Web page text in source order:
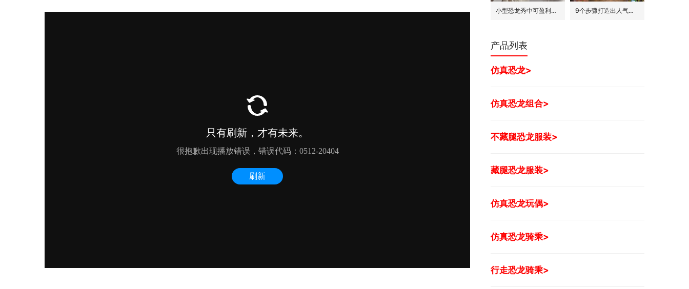
小型恐龙秀中可盈利的7种模式 9个步骤打造出人气旺的巨型昆虫世界展
产品列表
仿真恐龙>
仿真恐龙组合>
不藏腿恐龙服装>
藏腿恐龙服装>
仿真恐龙玩偶>
仿真恐龙骑乘>
行走恐龙骑乘>